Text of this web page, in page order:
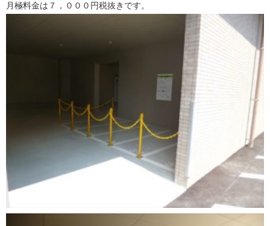
月極料金は７，０００円税抜きです。